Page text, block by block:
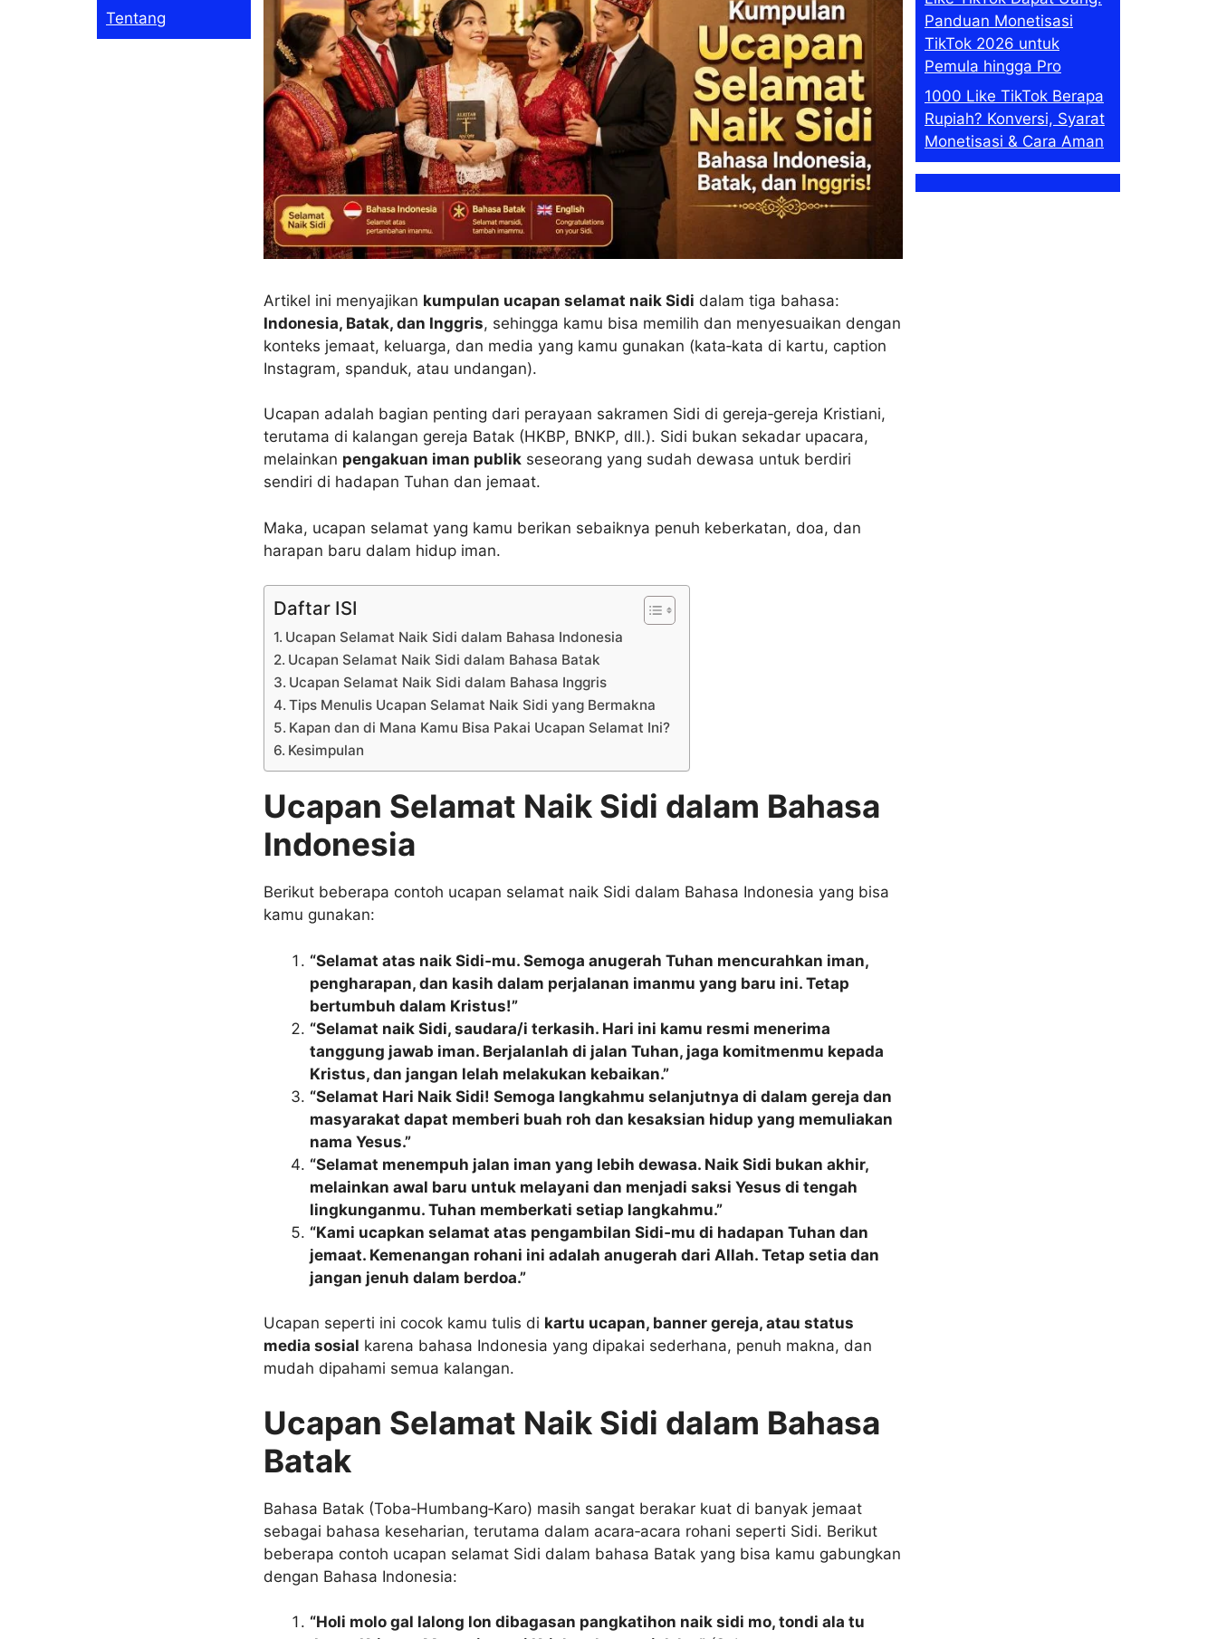
Artikel ini menyajikan kumpulan ucapan selamat naik Sidi dalam tiga bahasa:
Indonesia, Batak, dan Inggris, sehingga kamu bisa memilih dan menyesuaikan dengan
konteks jemaat, keluarga, dan media yang kamu gunakan (kata‑kata di kartu, caption
Instagram, spanduk, atau undangan).
Ucapan adalah bagian penting dari perayaan sakramen Sidi di gereja‑gereja Kristiani,
terutama di kalangan gereja Batak (HKBP, BNKP, dll.). Sidi bukan sekadar upacara,
melainkan pengakuan iman publikseseorang yang sudah dewasa untuk berdiri
sendiri di hadapan Tuhan dan jemaat.
Maka, ucapan selamat yang kamu berikan sebaiknya penuh keberkatan, doa, dan
harapan baru dalam hidup iman.
Daftar ISI
Ucapan Selamat Naik Sidi dalam Bahasa Indonesia
Ucapan Selamat Naik Sidi dalam Bahasa Batak
Ucapan Selamat Naik Sidi dalam Bahasa Inggris
Tips Menulis Ucapan Selamat Naik Sidi yang Bermakna
Kapan dan di Mana Kamu Bisa Pakai Ucapan Selamat Ini?
Kesimpulan
Ucapan Selamat Naik Sidi dalam Bahasa
Indonesia
Berikut beberapa contoh ucapan selamat naik Sidi dalam Bahasa Indonesia yang bisa
kamu gunakan:
“Selamat atas naik Sidi‑mu. Semoga anugerah Tuhan mencurahkan iman,
pengharapan, dan kasih dalam perjalanan imanmu yang baru ini. Tetap
bertumbuh dalam Kristus!”
“Selamat naik Sidi, saudara/i terkasih. Hari ini kamu resmi menerima
tanggung jawab iman. Berjalanlah di jalan Tuhan, jaga komitmenmu kepada
Kristus, dan jangan lelah melakukan kebaikan.”
“Selamat Hari Naik Sidi! Semoga langkahmu selanjutnya di dalam gereja dan
masyarakat dapat memberi buah roh dan kesaksian hidup yang memuliakan
nama Yesus.”
“Selamat menempuh jalan iman yang lebih dewasa. Naik Sidi bukan akhir,
melainkan awal baru untuk melayani dan menjadi saksi Yesus di tengah
lingkunganmu. Tuhan memberkati setiap langkahmu.”
“Kami ucapkan selamat atas pengambilan Sidi‑mu di hadapan Tuhan dan
jemaat. Kemenangan rohani ini adalah anugerah dari Allah. Tetap setia dan
jangan jenuh dalam berdoa.”
Ucapan seperti ini cocok kamu tulis di kartu ucapan, banner gereja, atau status
media sosial karena bahasa Indonesia yang dipakai sederhana, penuh makna, dan
mudah dipahami semua kalangan.
Ucapan Selamat Naik Sidi dalam Bahasa
Batak
Bahasa Batak (Toba‑Humbang‑Karo) masih sangat berakar kuat di banyak jemaat
sebagai bahasa keseharian, terutama dalam acara‑acara rohani seperti Sidi. Berikut
beberapa contoh ucapan selamat Sidi dalam bahasa Batak yang bisa kamu gabungkan
dengan Bahasa Indonesia:
“Holi molo gal lalong lon dibagasan pangkatihon naik sidi mo, tondi ala tu
Tentang
Panduan Monetisasi
TikTok 2026 untuk
Pemula hingga Pro
1000 Like TikTok Berapa
Rupiah? Konversi, Syarat
Monetisasi & Cara Aman